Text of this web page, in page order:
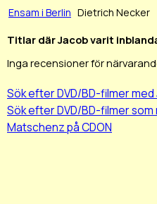
Ensam i Berlin Dietrich Necker
Titlar där Jacob varit
Inga recensioner för
Sök efter DVD/BD-filmer
Sök efter DVD/BD-filmer
Matschenz på CDON